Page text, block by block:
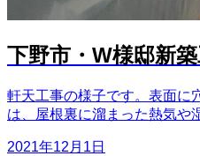
下野市・W様邸新
軒天工事の様子です。表面に
は、屋根裏に溜まった熱気や
2021年12月1日